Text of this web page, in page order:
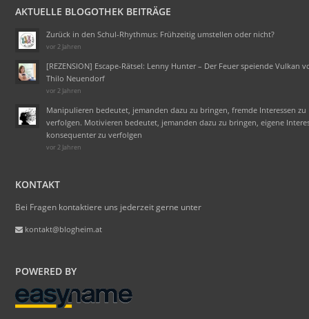
AKTUELLE BLOGOTHEK BEITRÄGE
Zurück in den Schul-Rhythmus: Frühzeitig umstellen oder nicht?
vor 2 Jahren
[REZENSION] Escape-Rätsel: Lenny Hunter – Der Feuer speiende Vulkan
Thilo Neuendorf
vor 2 Jahren
Manipulieren bedeutet, jemanden dazu zu bringen, fremde Interessen zu
verfolgen. Motivieren bedeutet, jemanden dazu zu bringen, eigene
konsequenter zu verfolgen
vor 2 Jahren
KONTAKT
Bei Fragen kontaktiere uns jederzeit gerne unter
kontakt@blogheim.at
POWERED BY